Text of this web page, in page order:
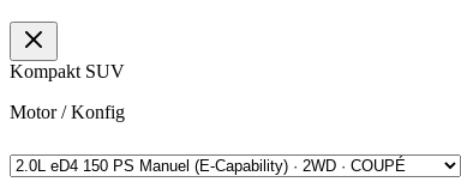
Kompakt SUV
Motor / Konfig